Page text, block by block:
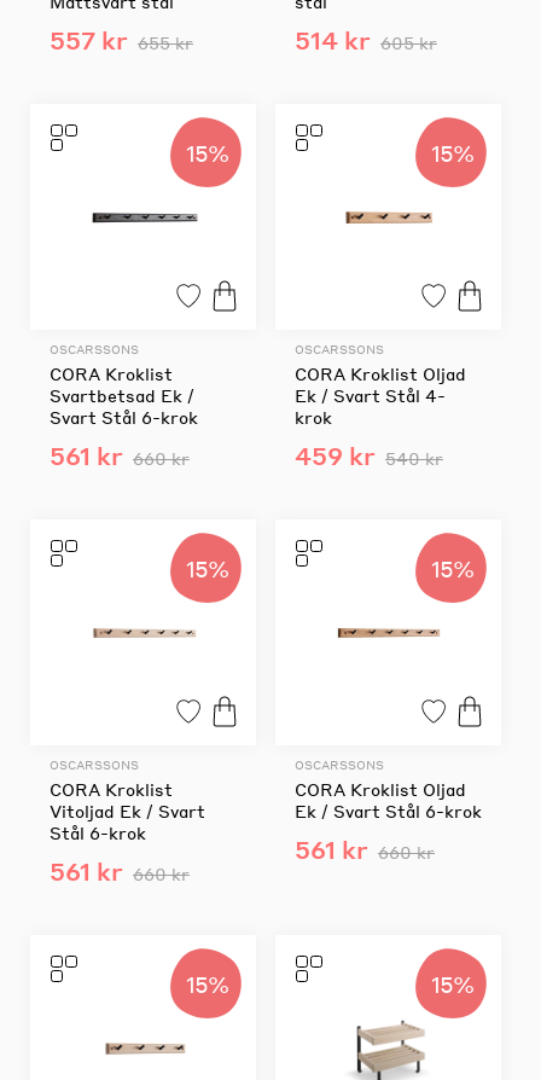
557 kr 655 kr 514 kr 605 kr
15%
OSCARSSONS
CORA Kroklist
Svartbetsad Ek /
Svart Stål 6-krok
561 kr 660 kr
15%
OSCARSSONS
CORA Kroklist Oljad
Ek / Svart Stål 4-
krok
459 kr 540 kr
15%
OSCARSSONS
CORA Kroklist
Vitoljad Ek / Svart
Stål 6-krok
561 kr 660 kr
15%
OSCARSSONS
CORA Kroklist Oljad
Ek / Svart Stål 6-krok
561 kr 660 kr
15% 15%